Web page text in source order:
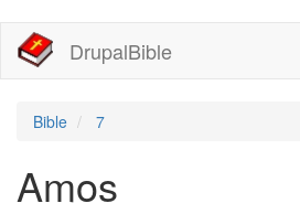
主
DrupalBible
Bible 7
Amos